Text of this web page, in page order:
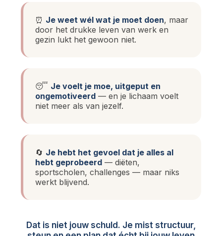
⏰ Je weet wél wat je moet doen, maar
door het drukke leven van werk en
gezin lukt het gewoon niet.
😴 Je voelt je moe, uitgeput en
ongemotiveerd — en je lichaam voelt
niet meer als van jezelf.
🔄 Je hebt het gevoel dat je alles al
hebt geprobeerd — diëten,
sportscholen, challenges — maar niks
werkt blijvend.
Dat is niet jouw schuld. Je mist structuur,